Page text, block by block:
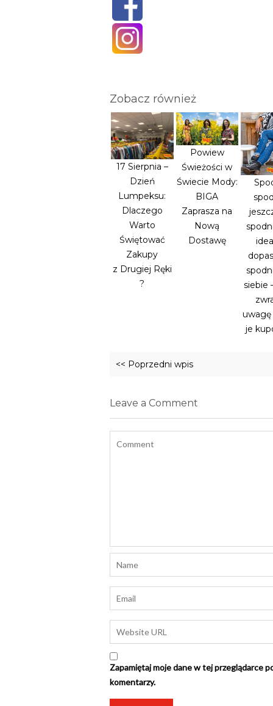
Zobacz również
17 Sierpnia –
Dzień
Lumpeksu:
Dlaczego
Warto
Świętować
Zakupy
z Drugiej Ręki
?
Powiew
Świeżości w
Świecie Mody:
BIGA
Zaprasza na
Nową
Dostawę
siebie
je
<< Poprzedni wpis
Leave a Comment
Zapamiętaj moje dane w tej przeglądarce
komentarzy.